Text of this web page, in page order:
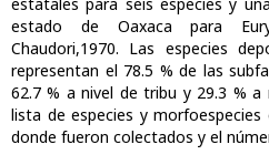
estado de Oaxaca para
Chaudori,1970. Las especies
representan el 78.5 % de las
62.7 % a nivel de tribu y 29.3 % a
lista de especies y
donde fueron colectados y el